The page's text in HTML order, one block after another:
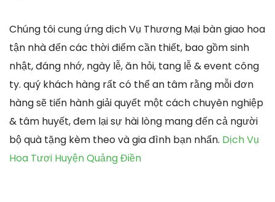
Chúng tôi cung ứng dịch Vụ Thương Mại bàn giao hoa
tận nhà đến các thời điểm cần thiết, bao gồm sinh
nhật, đáng nhớ, ngày lễ, ăn hỏi, tang lễ & event công
ty. quý khách hàng rất có thể an tâm rằng mỗi đơn
hàng sẽ tiến hành giải quyết một cách chuyên nghiệp
& tâm huyết, đem lại sự hài lòng mang đến cả người
bộ quà tặng kèm theo và gia đình bạn nhấn. Dịch Vụ
Hoa Tươi Huyện Quảng Điền